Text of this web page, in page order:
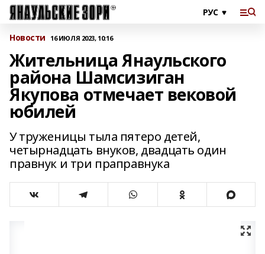
Новости 16 ИЮЛЯ 2023, 10:16
Жительница Янаульского
района Шамсизиган
Якупова отмечает вековой
юбилей
У труженицы тыла пятеро детей,
четырнадцать внуков, двадцать один
правнук и три праправнука